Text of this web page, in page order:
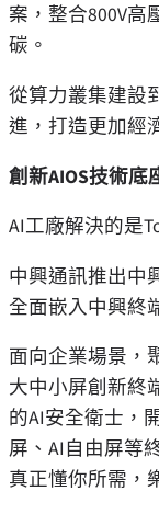
案，整合800V
碳。
從算力叢集建設
進，打造更加經
創新AIOS技術
AI工廠解決的是
中興通訊推出中
全面嵌入中興終
面向企業場景，
大中小屏創新終
的AI安全衛士，
屏、AI自由屏等
真正懂你所需，